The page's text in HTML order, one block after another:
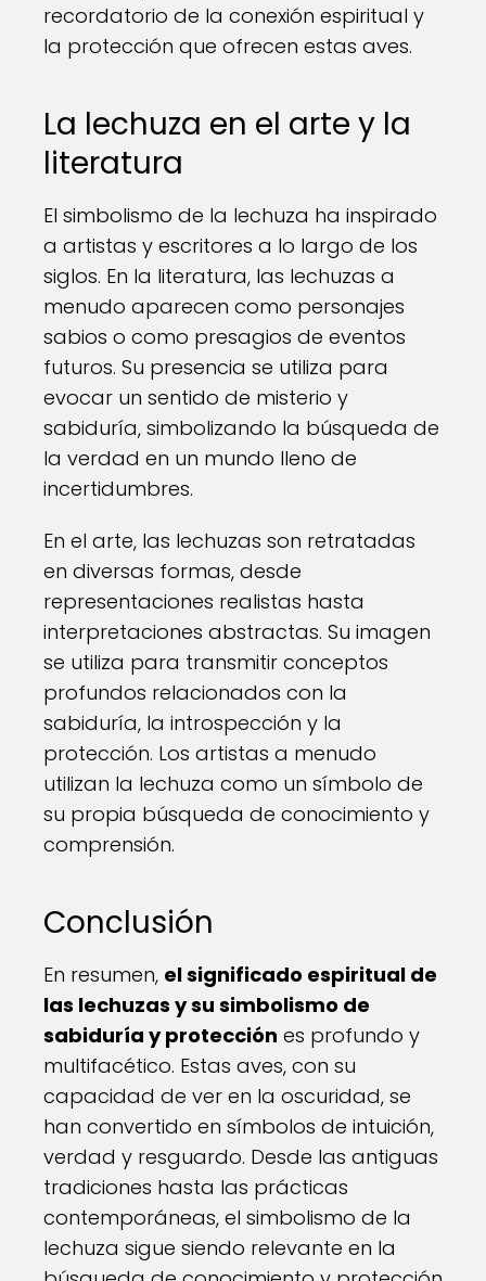
recordatorio de la conexión espiritual y
la protección que ofrecen estas aves.
La lechuza en el arte y la
literatura
El simbolismo de la lechuza ha inspirado
a artistas y escritores a lo largo de los
siglos. En la literatura, las lechuzas a
menudo aparecen como personajes
sabios o como presagios de eventos
futuros. Su presencia se utiliza para
evocar un sentido de misterio y
sabiduría, simbolizando la búsqueda de
la verdad en un mundo lleno de
incertidumbres.
En el arte, las lechuzas son retratadas
en diversas formas, desde
representaciones realistas hasta
interpretaciones abstractas. Su imagen
se utiliza para transmitir conceptos
profundos relacionados con la
sabiduría, la introspección y la
protección. Los artistas a menudo
utilizan la lechuza como un símbolo de
su propia búsqueda de conocimiento y
comprensión.
Conclusión
En resumen, el significado espiritual de
las lechuzas y su simbolismo de
sabiduría y protección es profundo y
multifacético. Estas aves, con su
capacidad de ver en la oscuridad, se
han convertido en símbolos de intuición,
verdad y resguardo. Desde las antiguas
tradiciones hasta las prácticas
contemporáneas, el simbolismo de la
lechuza sigue siendo relevante en la